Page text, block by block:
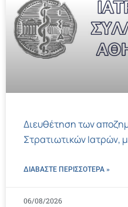
Διευθέτηση των
Στρατιωτικών Ιατρών,
ΔΙΑΒΑΣΤΕ ΠΕΡΙΣΣΌΤΕΡΑ »
06/08/2026